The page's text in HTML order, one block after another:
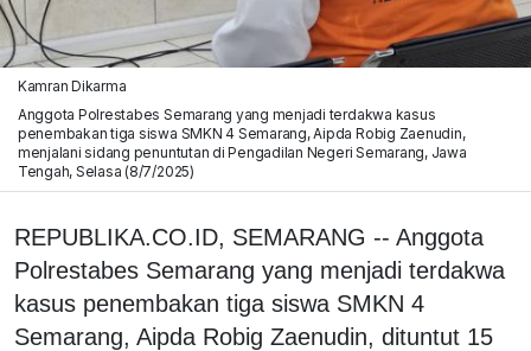
Kamran Dikarma
Anggota Polrestabes Semarang yang menjadi terdakwa kasus
penembakan tiga siswa SMKN 4 Semarang, Aipda Robig Zaenudin,
menjalani sidang penuntutan di Pengadilan Negeri Semarang, Jawa
Tengah, Selasa (8/7/2025)
REPUBLIKA.CO.ID, SEMARANG -- Anggota
Polrestabes Semarang yang menjadi terdakwa
kasus penembakan tiga siswa SMKN 4
Semarang, Aipda Robig Zaenudin, dituntut 15